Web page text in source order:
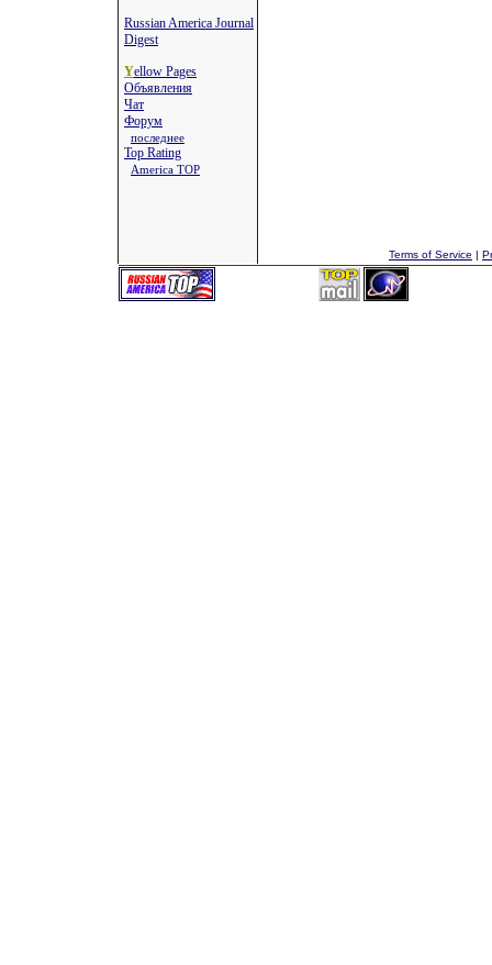
Russian America Journal
Digest
Yellow Pages
Объявления
Чат
Форум
последнее
Top Rating
America TOP
Terms of Service |